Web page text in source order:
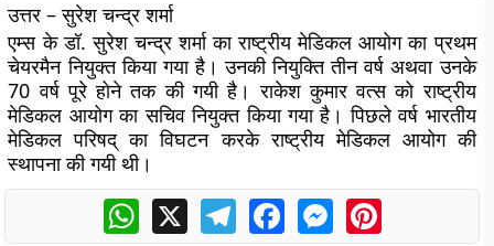
उत्तर – सुरेश चन्द्र शर्मा
एम्स के डॉ. सुरेश चन्द्र शर्मा का राष्ट्रीय मेडिकल आयोग का प्रथम
चेयरमैन नियुक्त किया गया है। उनकी नियुक्ति तीन वर्ष अथवा उनके
70 वर्ष पूरे होने तक की गयी है। राकेश कुमार वत्स को राष्ट्रीय
मेडिकल आयोग का सचिव नियुक्त किया गया है। पिछले वर्ष भारतीय
मेडिकल परिषद् का विघटन करके राष्ट्रीय मेडिकल आयोग की
स्थापना की गयी थी।
WhatsApp
X TelegramFacebookMessengerPinterest